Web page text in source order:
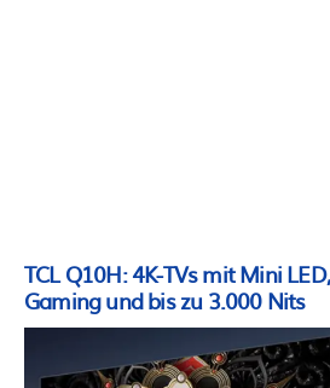
TCL Q10H: 4K-TVs mit Mini
Gaming und bis zu 3.000 Nits